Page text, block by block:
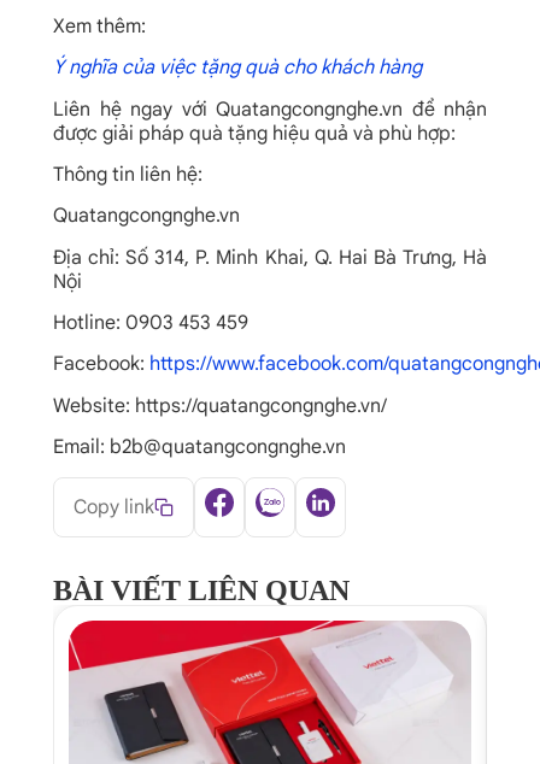
Xem thêm:
Ý nghĩa của việc tặng quà cho khách hàng
Liên hệ ngay với Quatangcongnghe.vn để nhận
được giải pháp quà tặng hiệu quả và phù hợp:
Thông tin liên hệ:
Quatangcongnghe.vn
Địa chỉ: Số 314, P. Minh Khai, Q. Hai Bà Trưng, Hà
Nội
Hotline: 0903 453 459
Facebook: https://www.facebook.com/
Website: https://quatangcongnghe.vn/
Email: b2b@quatangcongnghe.vn
Copy link
BÀI VIẾT LIÊN QUAN